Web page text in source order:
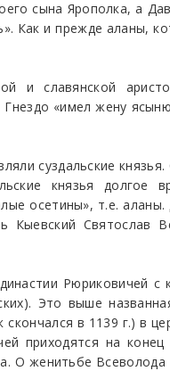
сына Ярополка, а
Как и прежде аланы,
и славянской
«имел жену
суздальские
князья
осетины», т.е.
Кыевский
Рюриковичей
Это выше
скончался в 1139 г.) в
приходятся на
О женитьбе